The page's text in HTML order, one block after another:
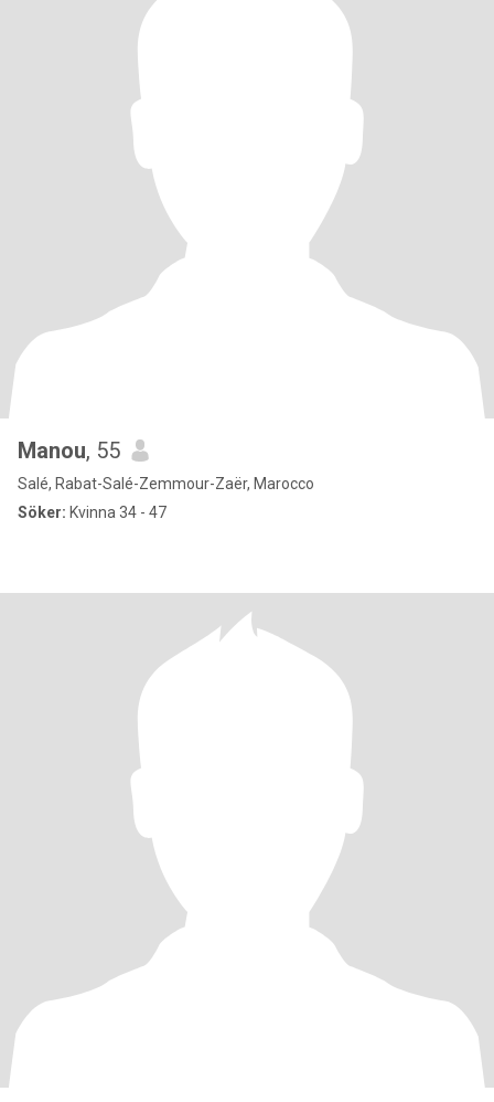
Manou, 55
Salé, Rabat-Salé-Zemmour-Zaër, Marocco
Söker: Kvinna 34 - 47